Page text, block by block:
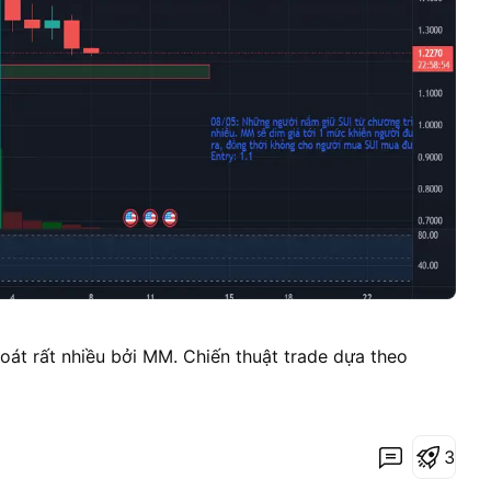
rất nhiều bởi MM. Chiến thuật trade dựa theo
3